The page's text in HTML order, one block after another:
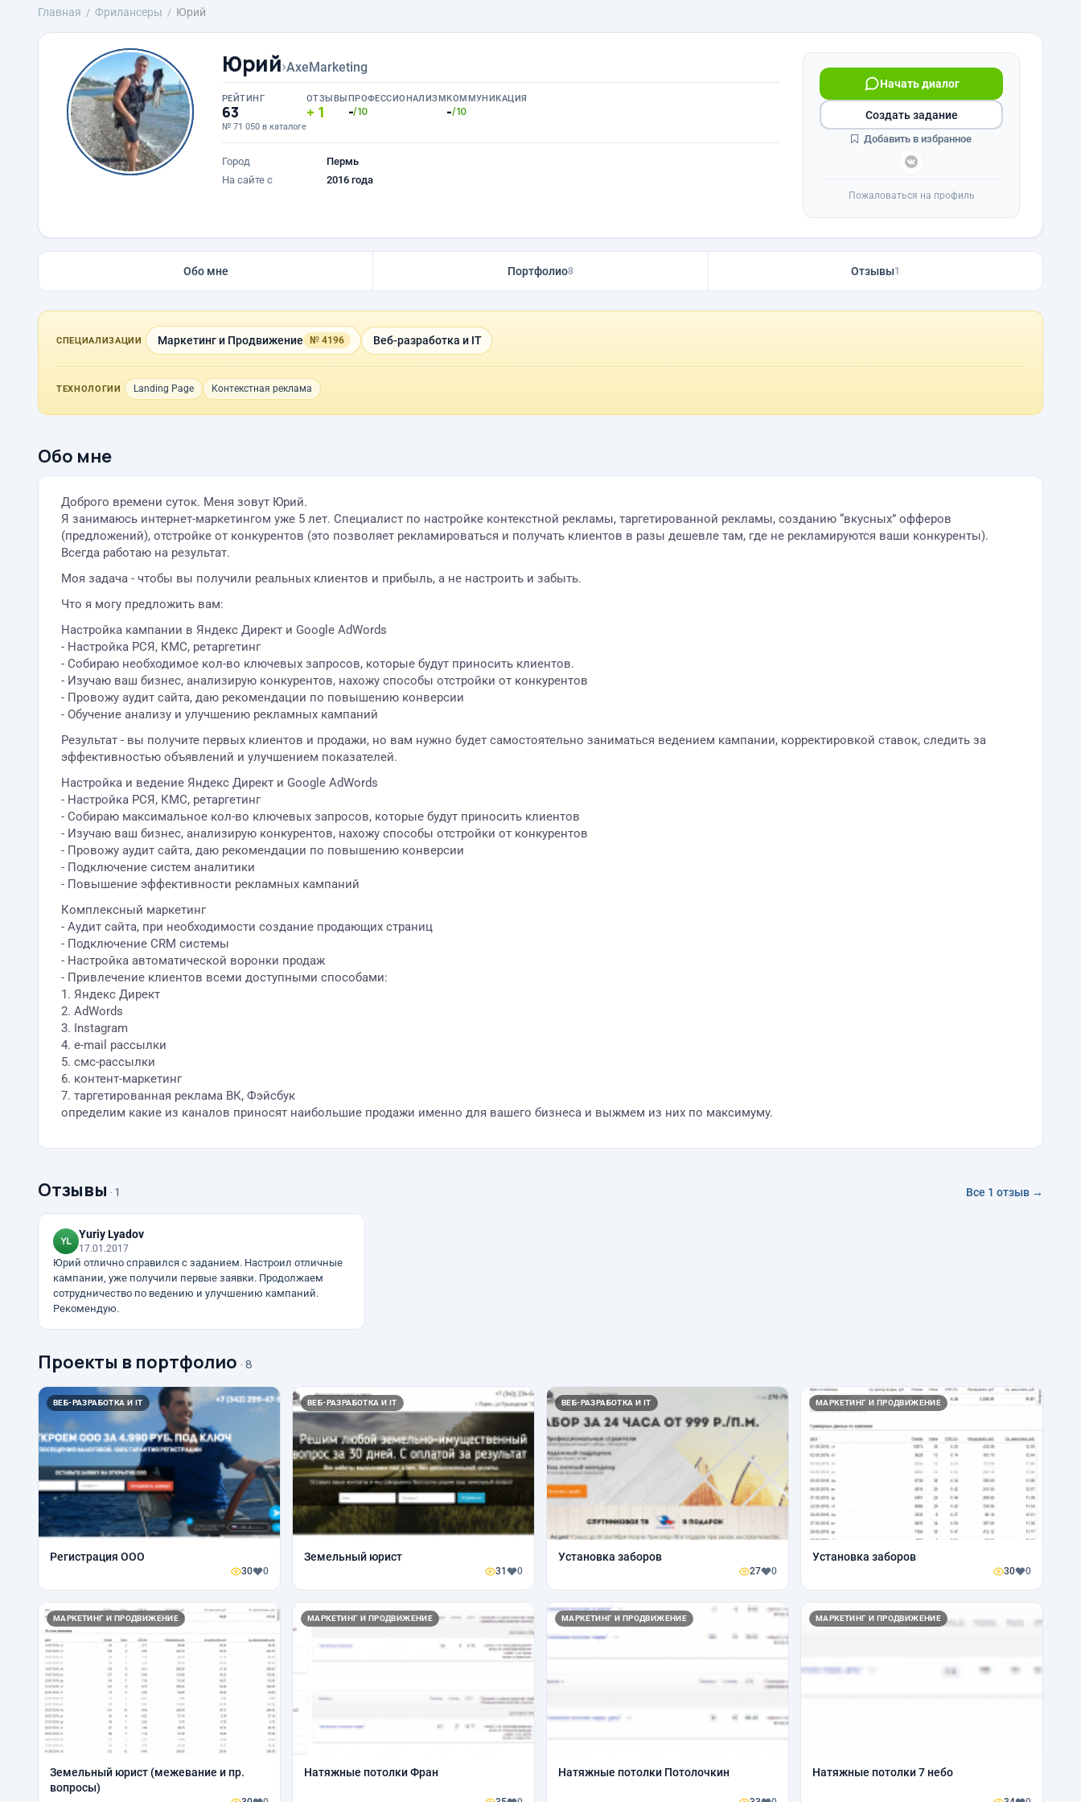
Главная Фрилансеры Юрий
Юрий›AxeMarketing
РЕЙТИНГ
63
№ 71 050 в каталоге
ОТЗЫВЫ
1
ПРОФЕССИОНАЛИЗМ
-/10
КОММУНИКАЦИЯ
-/10
Город
Пермь
На сайте с
2016 года
Начать диалог
Создать задание
Добавить в избранное
Пожаловаться на профиль
Обо мне Портфолио8 Отзывы1
СПЕЦИАЛИЗАЦИИ Маркетинг и Продвижение № 4196 Веб-разработка и IT
ТЕХНОЛОГИИ Landing Page Контекстная реклама
Обо мне
Доброго времени суток. Меня зовут Юрий.
Я занимаюсь интернет-маркетингом уже 5 лет. Специалист по настройке контекстной рекламы, таргетированной рекламы, созданию “вкусных” офферов
(предложений), отстройке от конкурентов (это позволяет рекламироваться и получать клиентов в разы дешевле там, где не рекламируются ваши конкуренты).
Всегда работаю на результат.
Моя задача - чтобы вы получили реальных клиентов и прибыль, а не настроить и забыть.
Что я могу предложить вам:
Настройка кампании в Яндекс Директ и Google AdWords
- Настройка РСЯ, КМС, ретаргетинг
- Собираю необходимое кол-во ключевых запросов, которые будут приносить клиентов.
- Изучаю ваш бизнес, анализирую конкурентов, нахожу способы отстройки от конкурентов
- Провожу аудит сайта, даю рекомендации по повышению конверсии
- Обучение анализу и улучшению рекламных кампаний
Результат - вы получите первых клиентов и продажи, но вам нужно будет самостоятельно заниматься ведением кампании, корректировкой ставок, следить за
эффективностью объявлений и улучшением показателей.
Настройка и ведение Яндекс Директ и Google AdWords
- Настройка РСЯ, КМС, ретаргетинг
- Собираю максимальное кол-во ключевых запросов, которые будут приносить клиентов
- Изучаю ваш бизнес, анализирую конкурентов, нахожу способы отстройки от конкурентов
- Провожу аудит сайта, даю рекомендации по повышению конверсии
- Подключение систем аналитики
- Повышение эффективности рекламных кампаний
Комплексный маркетинг
- Аудит сайта, при необходимости создание продающих страниц
- Подключение CRM системы
- Настройка автоматической воронки продаж
- Привлечение клиентов всеми доступными способами:
1. Яндекс Директ
2. AdWords
3. Instagram
4. e-mail рассылки
5. смс-рассылки
6. контент-маркетинг
7. таргетированная реклама ВК, Фэйсбук
определим какие из каналов приносят наибольшие продажи именно для вашего бизнеса и выжмем из них по максимуму.
Отзывы · 1 Все 1 отзыв →
Yuriy Lyadov
17.01.2017
Юрий отлично справился с заданием. Настроил отличные
кампании, уже получили первые заявки. Продолжаем
сотрудничество по ведению и улучшению кампаний.
Рекомендую.
Проекты в портфолио · 8
ВЕБ-РАЗРАБОТКА И IT
Регистрация ООО
30 0
ВЕБ-РАЗРАБОТКА И IT
Земельный юрист
31 0
ВЕБ-РАЗРАБОТКА И IT
Установка заборов
27 0
МАРКЕТИНГ И ПРОДВИЖЕНИЕ
Установка заборов
30 0
МАРКЕТИНГ И ПРОДВИЖЕНИЕ
Земельный юрист (межевание и пр.
вопросы)
МАРКЕТИНГ И ПРОДВИЖЕНИЕ
Натяжные потолки Фран
МАРКЕТИНГ И ПРОДВИЖЕНИЕ
Натяжные потолки Потолочкин
МАРКЕТИНГ И ПРОДВИЖЕНИЕ
Натяжные потолки 7 небо